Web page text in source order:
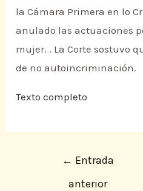
la Cámara Primera en lo
anulado las actuaciones
mujer. . La Corte sostuvo
de no autoincriminación.
Texto completo
← Entrada
anterior